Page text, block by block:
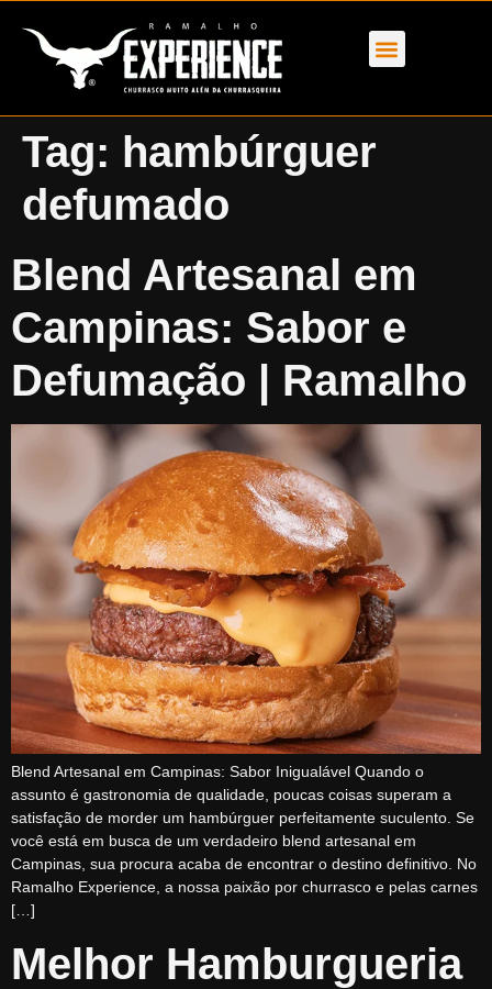
Tag: hambúrguer
defumado
Blend Artesanal em
Campinas: Sabor e
Defumação | Ramalho
Blend Artesanal em Campinas: Sabor Inigualável Quando o
assunto é gastronomia de qualidade, poucas coisas superam a
satisfação de morder um hambúrguer perfeitamente suculento. Se
você está em busca de um verdadeiro blend artesanal em
Campinas, sua procura acaba de encontrar o destino definitivo. No
Ramalho Experience, a nossa paixão por churrasco e pelas carnes
[…]
Melhor Hamburgueria